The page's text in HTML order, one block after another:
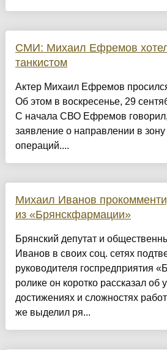
СМИ: Михаил Ефремов
танкистом
Актер Михаил Ефремов
Об этом в воскресенье, 29
С начала СВО Ефремов говорил,
заявление о направлении в
операций....
Михаил Иванов
из «Брянскфармации»
Брянский депутат и
Иванов в своих соц. сетях
руководителя госпредприятия
ролике он коротко рассказал об
достижениях и сложностях
же выделил ря...